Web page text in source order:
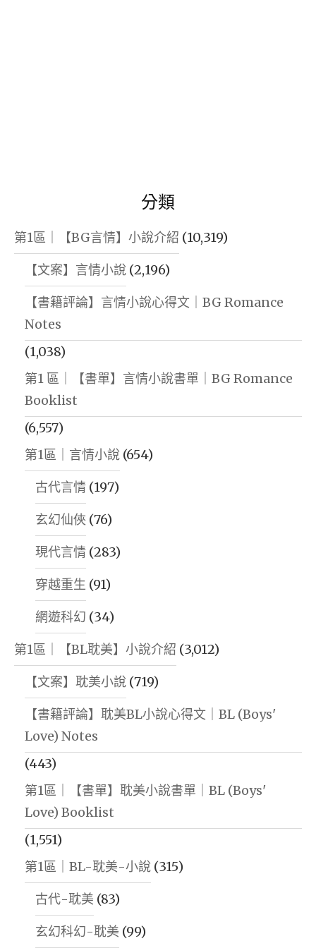
分類
第1區｜【BG言情】小說介紹 (10,319)
【文案】言情小說 (2,196)
【書籍評論】言情小說心得文｜BG Romance
Notes
(1,038)
第1 區｜【書單】言情小說書單｜BG Romance
Booklist
(6,557)
第1區｜言情小說 (654)
古代言情 (197)
玄幻仙俠 (76)
現代言情 (283)
穿越重生 (91)
網遊科幻 (34)
第1區｜【BL耽美】小說介紹 (3,012)
【文案】耽美小說 (719)
【書籍評論】耽美BL小說心得文｜BL (Boys'
Love) Notes
(443)
第1區｜【書單】耽美小說書單｜BL (Boys'
Love) Booklist
(1,551)
第1區｜BL-耽美-小說 (315)
古代-耽美 (83)
玄幻科幻-耽美 (99)